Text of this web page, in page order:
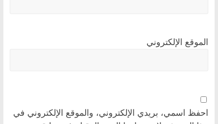
الموقع الإلكتروني
احفظ اسمي، بريدي الإلكتروني، والموقع الإلكتروني في